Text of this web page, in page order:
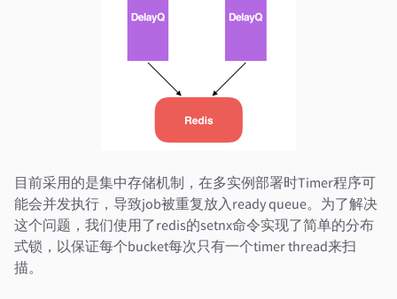
目前采用的是集中存储机制，在多实例部署时Timer程序可
能会并发执行，导致job被重复放入ready queue。为了解决
这个问题，我们使用了redis的setnx命令实现了简单的分布
式锁，以保证每个bucket每次只有一个timer thread来扫
描。